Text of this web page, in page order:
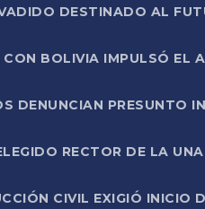
DESTINADO AL
CON BOLIVIA IMPULSÓ EL
DENUNCIAN PRESUNTO
RECTOR DE LA
CIVIL EXIGIÓ INICIO